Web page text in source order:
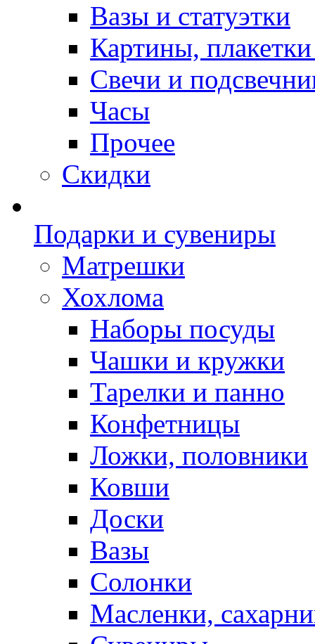
Вазы и статуэтки
Картины,
Свечи и
Часы
Прочее
Скидки
Подарки и сувениры
Матрешки
Хохлома
Наборы посуды
Чашки и кружки
Тарелки и панно
Конфетницы
Ложки, половники
Ковши
Доски
Вазы
Солонки
Масленки,